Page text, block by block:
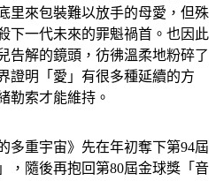
里來包裝難以放手的母愛，但殊
下一代未來的罪魁禍首。也因此
告解的鏡頭，彷彿溫柔地粉碎了
證明「愛」有很多種延續的方
勒索才能維持。
多重宇宙》先在年初奪下第94屆
，隨後再抱回第80屆金球獎「音